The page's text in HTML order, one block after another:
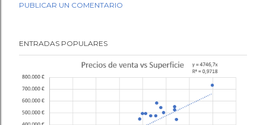
PUBLICAR UN COMENTARIO
ENTRADAS POPULARES